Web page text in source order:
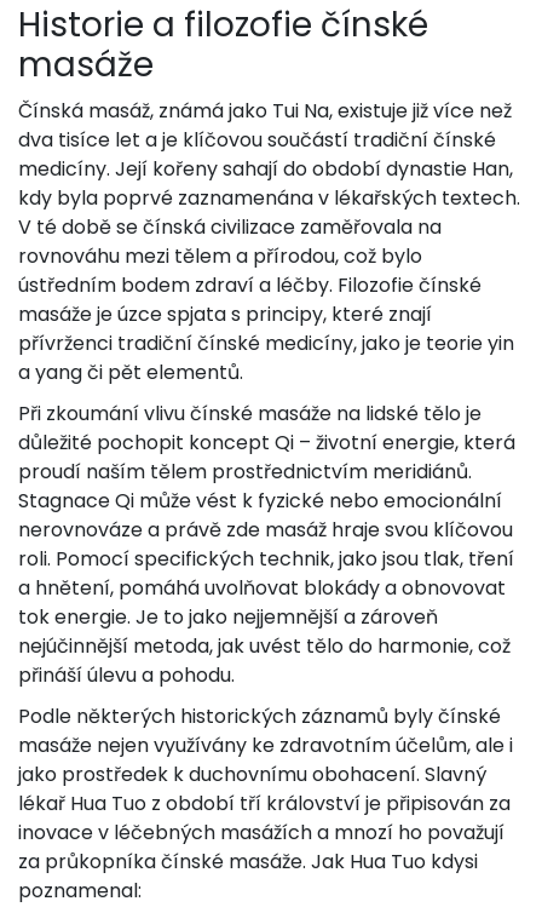
Historie a filozofie čínské
masáže
Čínská masáž, známá jako Tui Na, existuje již více než
dva tisíce let a je klíčovou součástí tradiční čínské
medicíny. Její kořeny sahají do období dynastie Han,
kdy byla poprvé zaznamenána v lékařských textech.
V té době se čínská civilizace zaměřovala na
rovnováhu mezi tělem a přírodou, což bylo
ústředním bodem zdraví a léčby. Filozofie čínské
masáže je úzce spjata s principy, které znají
přívrženci tradiční čínské medicíny, jako je teorie yin
a yang či pět elementů.
Při zkoumání vlivu čínské masáže na lidské tělo je
důležité pochopit koncept Qi – životní energie, která
proudí naším tělem prostřednictvím meridiánů.
Stagnace Qi může vést k fyzické nebo emocionální
nerovnováze a právě zde masáž hraje svou klíčovou
roli. Pomocí specifických technik, jako jsou tlak, tření
a hnětení, pomáhá uvolňovat blokády a obnovovat
tok energie. Je to jako nejjemnější a zároveň
nejúčinnější metoda, jak uvést tělo do harmonie, což
přináší úlevu a pohodu.
Podle některých historických záznamů byly čínské
masáže nejen využívány ke zdravotním účelům, ale i
jako prostředek k duchovnímu obohacení. Slavný
lékař Hua Tuo z období tří království je připisován za
inovace v léčebných masážích a mnozí ho považují
za průkopníka čínské masáže. Jak Hua Tuo kdysi
poznamenal: